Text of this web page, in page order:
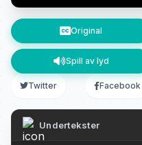
Original
Spill av lyd
Twitter Facebook
Undertekster